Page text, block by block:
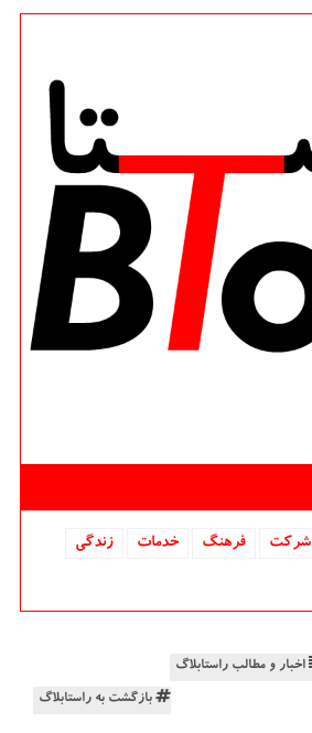
شركت فرهنگ خدمات
زندگی
اخبار و مطالب راستابلاگ
بازگشت به راستابلاگ